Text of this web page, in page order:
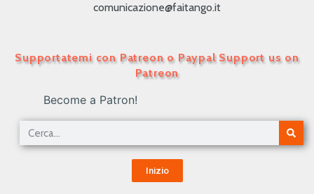
comunicazione@faitango.it
Supportatemi con Patreon o Paypal Support us on
Patreon
Become a Patron!
Inizio